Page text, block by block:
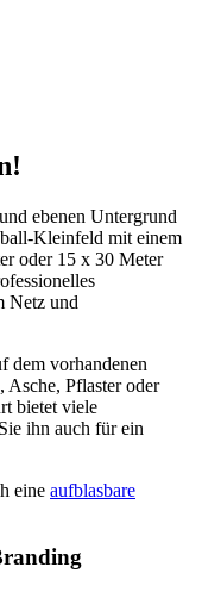
ebenen Untergrund
Kleinfeld mit einem
oder 15 x 30 Meter
Netz und
dem vorhandenen
Asche, Pflaster oder
bietet viele
ihn auch für ein
eine aufblasbare